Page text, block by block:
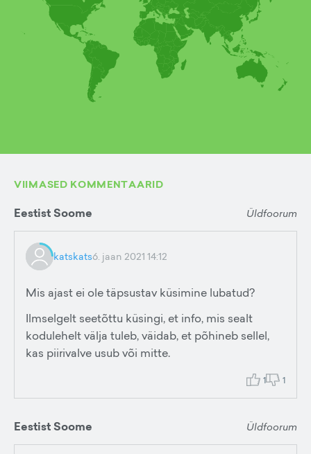
VIIMASED KOMMENTAARID
Eestist Soome Üldfoorum
katskats6. jaan 2021 14:12
Mis ajast ei ole täpsustav küsimine lubatud?
Ilmselgelt seetõttu küsingi, et info, mis sealt
kodulehelt välja tuleb, väidab, et põhineb sellel,
kas piirivalve usub või mitte.
1 1
Eestist Soome Üldfoorum